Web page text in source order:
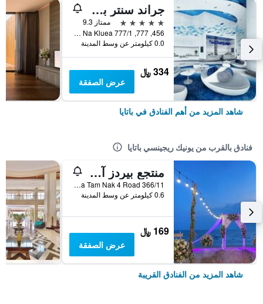
جراند سنتر بوينت باتايا
5 نجوم
ممتاز 9.3
456, 777, 777/1 M.6 Na Kluea, باتايا, تايلاند
0.0 كيلومتر عن وسط المدينة
334 ﷼
عرض الصفقة
شاهد المزيد من أهم الفنادق في باتايا
فنادق بالقرب من يونيك ريجينسي باتايا
منتجع بيردز آند بيز
366/11 Moo 12, Phra Tam Nak 4 Road, باتايا, تايلاند
0.6 كيلومتر عن وسط المدينة
169 ﷼
عرض الصفقة
شاهد المزيد من الفنادق القريبة